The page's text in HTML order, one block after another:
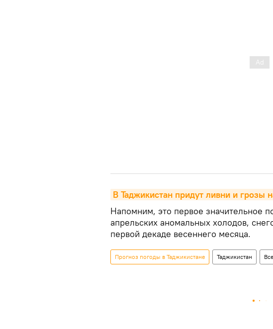
В Таджикистан придут ливни и грозы
Напомним, это первое значительное
апрельских аномальных холодов,
первой декаде весеннего месяца.
Прогноз погоды в Таджикистане Таджикистан